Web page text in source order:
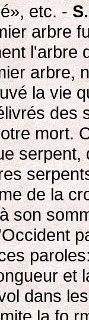
etc. -
arbre
l'arbre
arbre,
la vie
des
mort.
de la
son
et
dans
la fo